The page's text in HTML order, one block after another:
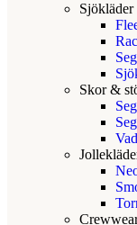
Sjökläder
Skor &